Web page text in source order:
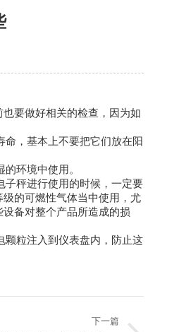
要做好相关的检查，因为如
，基本上不要把它们放在阳
环境中使用。
子秤进行使用的时候，一定要
的可燃性气体当中使用，尤
备对整个产品所造成的损
颗粒注入到仪表盘内，防止这
下一篇